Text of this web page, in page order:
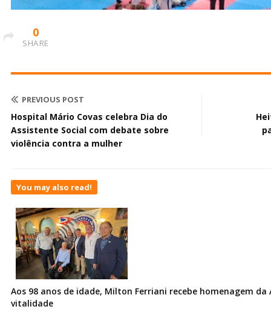
0
SHARE
PREVIOUS POST
Hospital Mário Covas celebra Dia do
Assistente Social com debate sobre
violência contra a mulher
You may also read!
Aos 98 anos de idade, Milton Ferriani recebe homenagem da
vitalidade